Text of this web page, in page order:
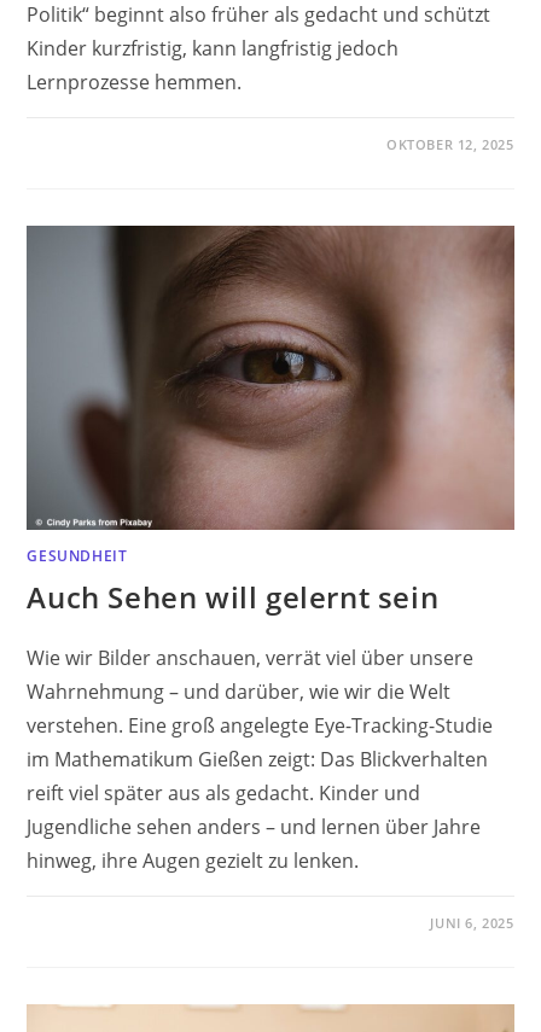
Politik“ beginnt also früher als gedacht und schützt
Kinder kurzfristig, kann langfristig jedoch
Lernprozesse hemmen.
OKTOBER 12, 2025
GESUNDHEIT
Auch Sehen will gelernt sein
Wie wir Bilder anschauen, verrät viel über unsere
Wahrnehmung – und darüber, wie wir die Welt
verstehen. Eine groß angelegte Eye-Tracking-Studie
im Mathematikum Gießen zeigt: Das Blickverhalten
reift viel später aus als gedacht. Kinder und
Jugendliche sehen anders – und lernen über Jahre
hinweg, ihre Augen gezielt zu lenken.
JUNI 6, 2025